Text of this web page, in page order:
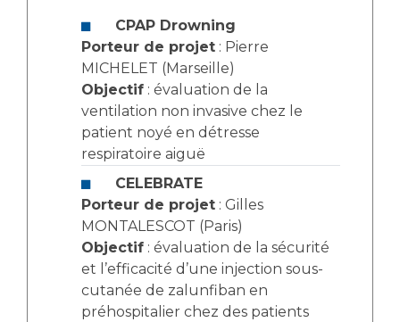
CPAP Drowning
Porteur de projet : Pierre
MICHELET (Marseille)
Objectif : évaluation de la
ventilation non invasive chez le
patient noyé en détresse
respiratoire aiguë
CELEBRATE
Porteur de projet : Gilles
MONTALESCOT (Paris)
Objectif : évaluation de la sécurité
et l’efficacité d’une injection sous-
cutanée de zalunfiban en
préhospitalier chez des patients